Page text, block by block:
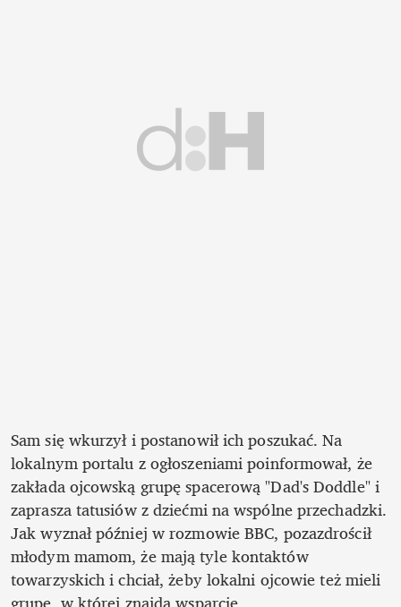
Sam się wkurzył i postanowił ich poszukać. Na
lokalnym portalu z ogłoszeniami poinformował, że
zakłada ojcowską grupę spacerową "Dad's Doddle" i
zaprasza tatusiów z dziećmi na wspólne przechadzki.
Jak wyznał później w rozmowie BBC, pozazdrościł
młodym mamom, że mają tyle kontaktów
towarzyskich i chciał, żeby lokalni ojcowie też mieli